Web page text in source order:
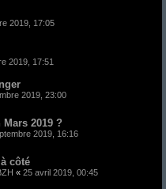
2019, 17:05
2019, 17:51
2019, 23:00
2019 ?
2019, 16:16
côté
« 25 avril 2019, 00:45